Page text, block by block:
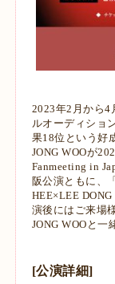
2023年2月から4
ルオーディショ
果18位という好
JONG WOOが
Fanmeeting in
阪公演ともに、
HEE×LEE
演後にはご来場
JONG WOOと一
[公演詳細]